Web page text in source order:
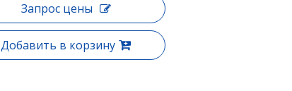
Запрос цены
Добавить в корзину